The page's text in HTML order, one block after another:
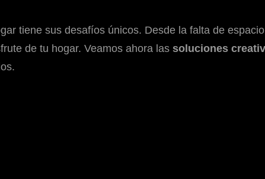
tiene sus desafíos únicos. Desde la falta de
de tu hogar. Veamos ahora las soluciones